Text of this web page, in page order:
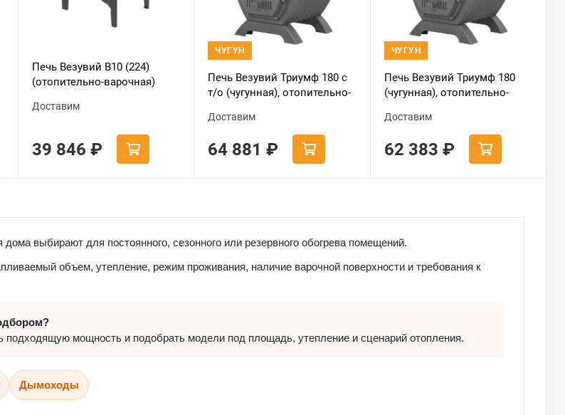
Печь Везувий В10 (224)
(отопительно-варочная)
Доставим
39 846 ₽
ЧУГУН
Печь Везувий Триумф 180 с
т/о (чугунная), отопительно-
Доставим
64 881 ₽
ЧУГУН
Печь Везувий Триумф 180
(чугунная), отопительно-
Доставим
62 383 ₽
выбирают для постоянного, сезонного или резервного обогрева помещений.
объем, утепление, режим проживания, наличие варочной поверхности и требования к
подходящую мощность и подобрать модели под площадь, утепление и сценарий отопления.
Дымоходы